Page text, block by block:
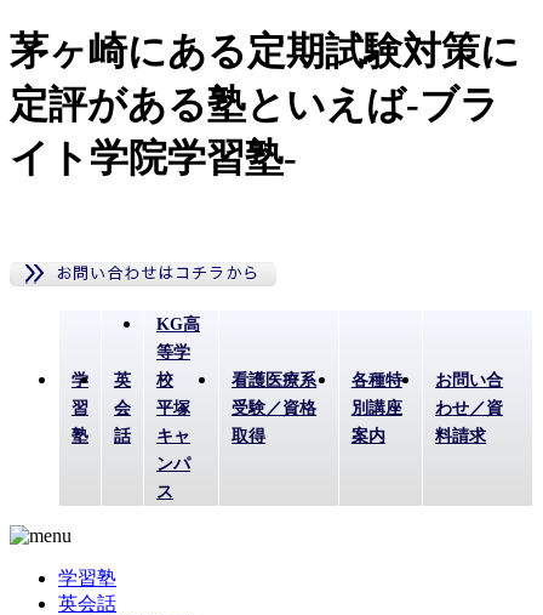
茅ヶ崎にある定期試験対策に
定評がある塾といえば-ブラ
イト学院学習塾-
学
習
塾
英
会
話
KG高
等学
校
平塚
キャ
ンパ
ス
看護医療系
受験／資格
取得
各種特
別講座
案内
お問い合
わせ／資
料請求
学習塾
英会話